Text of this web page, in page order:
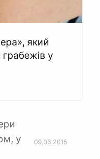
який
у
у
09.06.2015